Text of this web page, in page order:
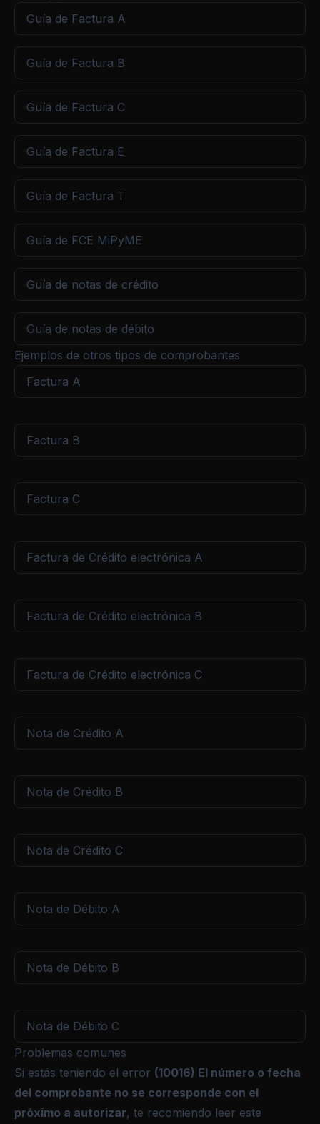
Guía de Factura A
Guía de Factura B
Guía de Factura C
Guía de Factura E
Guía de Factura T
Guía de FCE MiPyME
Guía de notas de crédito
Guía de notas de débito
Ejemplos de otros tipos de comprobantes
Factura A
Factura B
Factura C
Factura de Crédito electrónica A
Factura de Crédito electrónica B
Factura de Crédito electrónica C
Nota de Crédito A
Nota de Crédito B
Nota de Crédito C
Nota de Débito A
Nota de Débito B
Nota de Débito C
Problemas comunes
Si estás teniendo el error (10016) El número o fecha
del comprobante no se corresponde con el
próximo a autorizar, te recomiendo leer este